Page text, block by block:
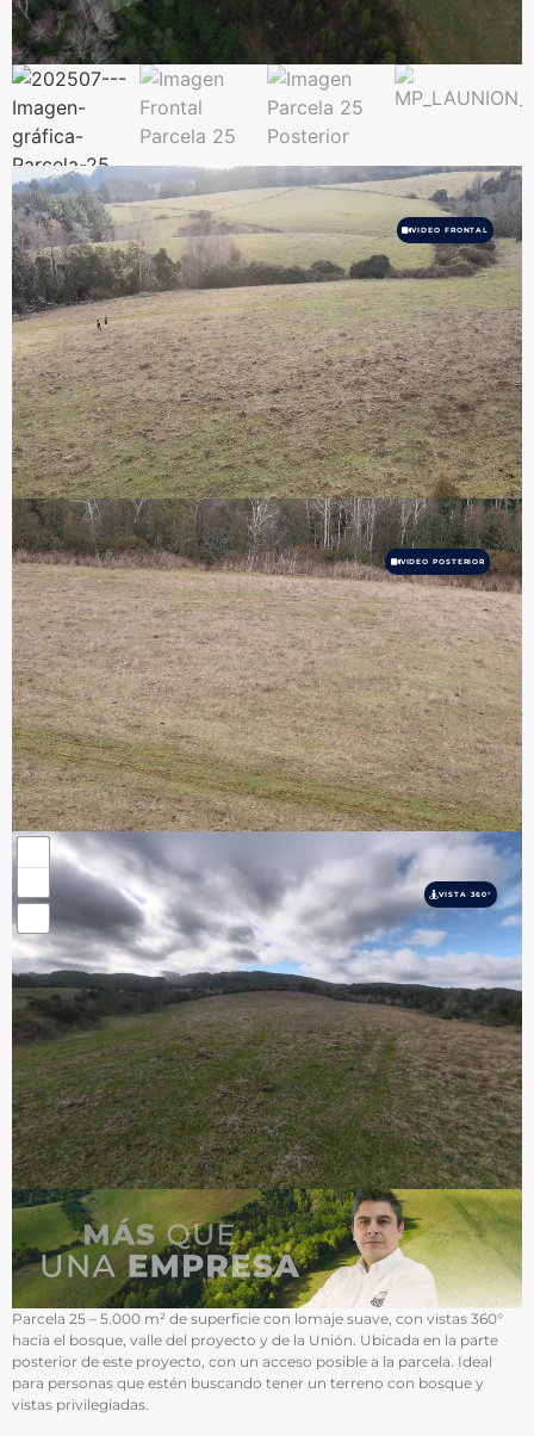
VIDEO FRONTAL
VIDEO POSTERIOR
VISTA 360°
Parcela 25 – 5.000 m² de superficie con lomaje suave, con vistas 360°
hacia el bosque, valle del proyecto y de la Unión. Ubicada en la parte
posterior de este proyecto, con un acceso posible a la parcela. Ideal
para personas que estén buscando tener un terreno con bosque y
vistas privilegiadas.